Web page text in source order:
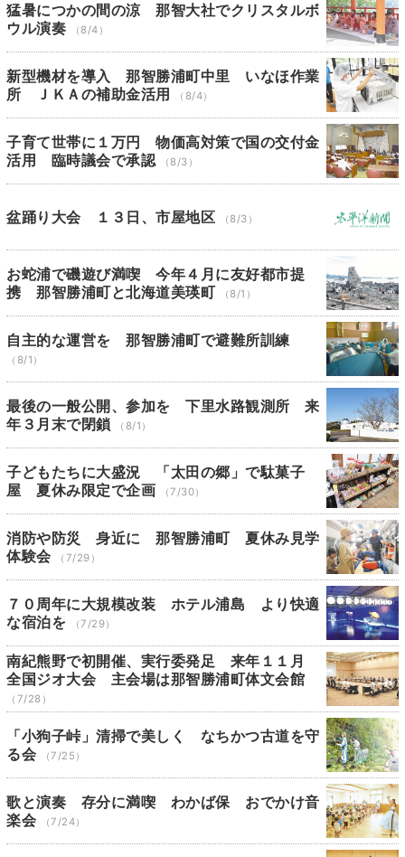
猛暑につかの間の涼 那智大社でクリスタルボ
ウル演奏
（8/4）
新型機材を導入 那智勝浦町中里 いなほ作業
所 ＪＫＡの補助金活用
（8/4）
子育て世帯に１万円 物価高対策で国の交付金
活用 臨時議会で承認
（8/3）
盆踊り大会 １３日、市屋地区 （8/3）
お蛇浦で磯遊び満喫 今年４月に友好都市提
携 那智勝浦町と北海道美瑛町
（8/1）
自主的な運営を 那智勝浦町で避難所訓練
（8/1）
最後の一般公開、参加を 下里水路観測所 来
年３月末で閉鎖
（8/1）
子どもたちに大盛況 「太田の郷」で駄菓子
屋 夏休み限定で企画
（7/30）
消防や防災 身近に 那智勝浦町 夏休み見学
体験会
（7/29）
７０周年に大規模改装 ホテル浦島 より快適
な宿泊を
（7/29）
南紀熊野で初開催、実行委発足 来年１１月
全国ジオ大会 主会場は那智勝浦町体文会館
（7/28）
「小狗子峠」清掃で美しく なちかつ古道を守
る会
（7/25）
歌と演奏 存分に満喫 わかば保 おでかけ音
楽会
（7/24）